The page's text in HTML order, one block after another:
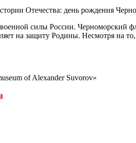
Отечества: день рождения
силы России. Черноморский
на защиту Родины. Несмотря на
of Alexander Suvorov»